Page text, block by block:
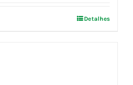
Detalhes